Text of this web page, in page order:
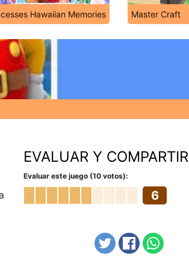
Hawaiian Memories Master Craft
EVALUAR Y COMPARTIR
Evaluar este juego (10 votos):
6